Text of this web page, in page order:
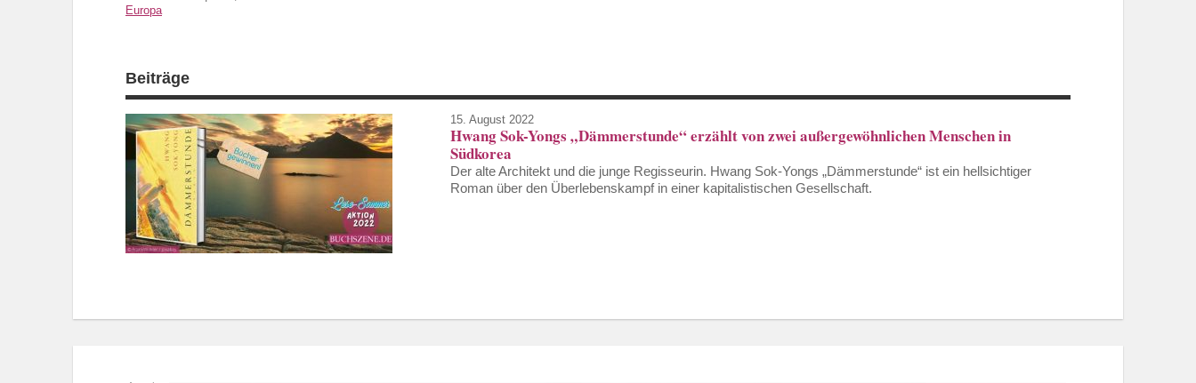
Europa
Beiträge
15. August 2022
Hwang Sok-Yongs „Dämmerstunde“ erzählt von zwei außergewöhnlichen Menschen in
Südkorea
Der alte Architekt und die junge Regisseurin. Hwang Sok-Yongs „Dämmerstunde“ ist ein hellsichtiger
Roman über den Überlebenskampf in einer kapitalistischen Gesellschaft.